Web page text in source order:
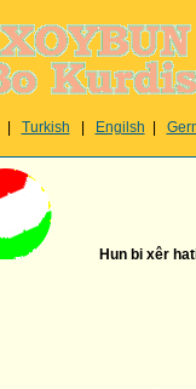
Turkish Engilsh
Hun bi xêr